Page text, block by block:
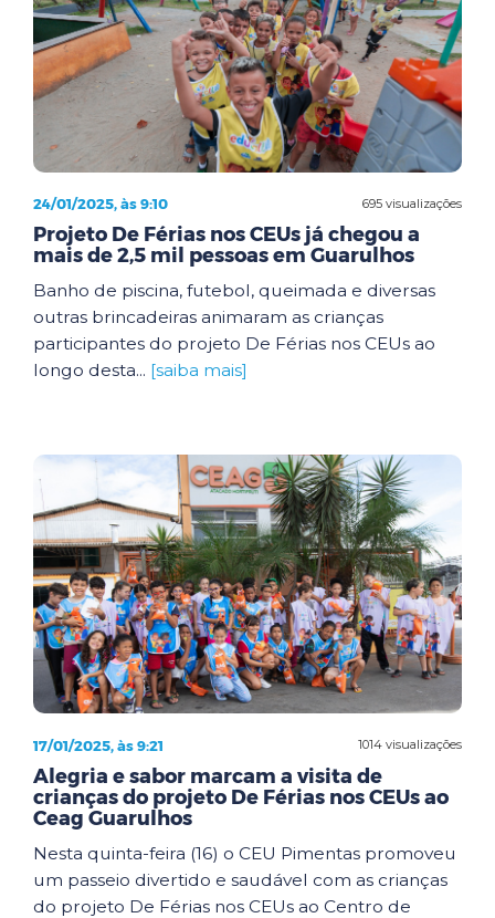
695 visualizações
24/01/2025, às 9:10
Projeto De Férias nos CEUs já chegou a
mais de 2,5 mil pessoas em Guarulhos
Banho de piscina, futebol, queimada e diversas
outras brincadeiras animaram as crianças
participantes do projeto De Férias nos CEUs ao
longo desta... [saiba mais]
1014 visualizações
17/01/2025, às 9:21
Alegria e sabor marcam a visita de
crianças do projeto De Férias nos CEUs ao
Ceag Guarulhos
Nesta quinta-feira (16) o CEU Pimentas promoveu
um passeio divertido e saudável com as crianças
do projeto De Férias nos CEUs ao Centro de